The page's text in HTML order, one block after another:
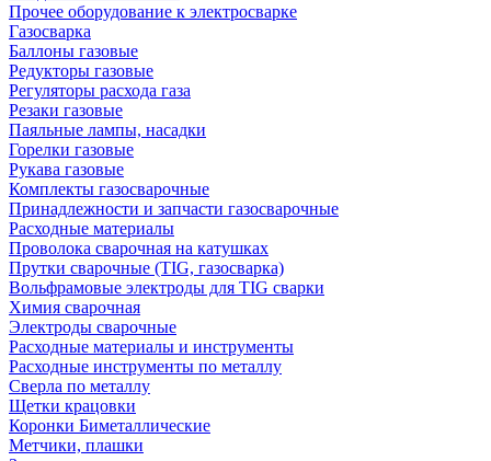
Прочее оборудование к электросварке
Газосварка
Баллоны газовые
Редукторы газовые
Регуляторы расхода газа
Резаки газовые
Паяльные лампы, насадки
Горелки газовые
Рукава газовые
Комплекты газосварочные
Принадлежности и запчасти газосварочные
Расходные материалы
Проволока сварочная на катушках
Прутки сварочные (TIG, газосварка)
Вольфрамовые электроды для TIG сварки
Химия сварочная
Электроды сварочные
Расходные материалы и инструменты
Расходные инструменты по металлу
Сверла по металлу
Щетки крацовки
Коронки Биметаллические
Метчики, плашки